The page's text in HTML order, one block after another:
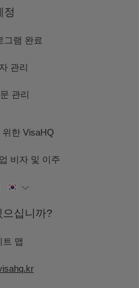
정
그램 완료
관리
관리
한 VisaHQ
비자 및 이주
으십니까?
트 맵